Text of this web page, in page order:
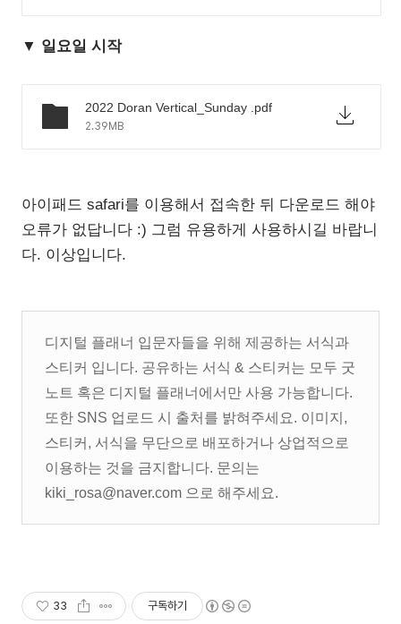
▼ 일요일 시작
2022 Doran Vertical_Sunday .pdf
2.39MB
아이패드 safari를 이용해서 접속한 뒤 다운로드 해야
오류가 없답니다 :) 그럼 유용하게 사용하시길 바랍니
다. 이상입니다.
디지털 플래너 입문자들을 위해 제공하는 서식과
스티커 입니다. 공유하는 서식 & 스티커는 모두 굿
노트 혹은 디지털 플래너에서만 사용 가능합니다.
또한 SNS 업로드 시 출처를 밝혀주세요. 이미지,
스티커, 서식을 무단으로 배포하거나 상업적으로
이용하는 것을 금지합니다. 문의는
kiki_rosa@naver.com 으로 해주세요.
33 구독하기